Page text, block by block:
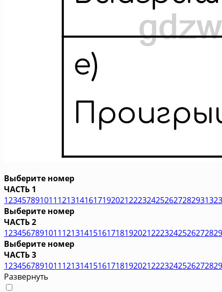
Выберите номер
ЧАСТЬ 1
123457891011121314161719202122232425262728293132
Выберите номер
ЧАСТЬ 2
1234567891011121314151617181920212223242526272829
Выберите номер
ЧАСТЬ 3
1234567891011121314151617181920212223242526272829
Развернуть